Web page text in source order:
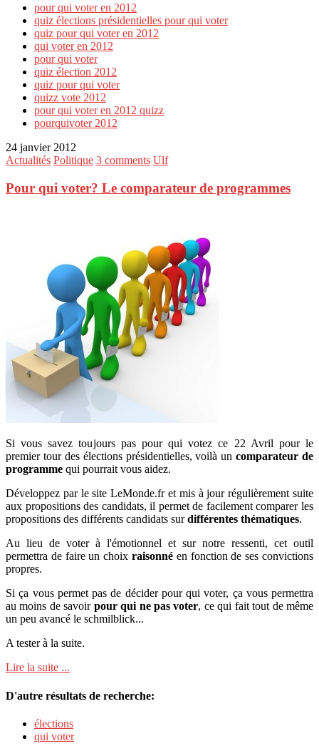
pour qui voter en 2012
quiz élections présidentielles pour qui voter
quiz pour qui voter en 2012
qui voter en 2012
pour qui voter
quiz élection 2012
quiz pour qui voter
quizz vote 2012
pour qui voter en 2012 quizz
pourquivoter 2012
24 janvier 2012
Actualités Politique 3 comments Ulf
Pour qui voter? Le comparateur de programmes
Si vous savez toujours pas pour qui votez ce 22 Avril pour le
premier tour des élections présidentielles, voilà uncomparateur de
programme qui pourrait vous aidez.
Développez par le site LeMonde.fr et mis à jour régulièrement suite
aux propositions des candidats, il permet de facilement comparer les
propositions des différents candidats surdifférentes thématiques.
Au lieu de voter à l'émotionnel et sur notre ressenti, cet outil
permettra de faire un choix raisonné en fonction de ses convictions
propres.
Si ça vous permet pas de décider pour qui voter, ça vous permettra
au moins de savoir pour qui ne pas voter, ce qui fait tout de même
un peu avancé le schmilblick...
A tester à la suite.
Lire la suite ...
D'autre résultats de recherche:
élections
qui voter